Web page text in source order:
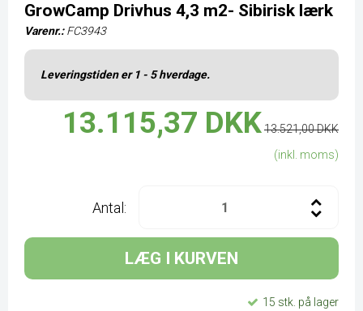
GrowCamp Drivhus 4,3 m2- Sibirisk lærk
Varenr.: FC3943
Leveringstiden er 1 - 5 hverdage.
13.115,37 DKK13.521,00 DKK
(inkl. moms)
Antal:
LÆG I KURVEN
15 stk. på lager